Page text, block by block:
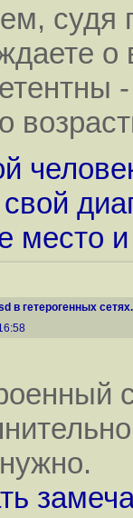
судя
место
в гетерогенных